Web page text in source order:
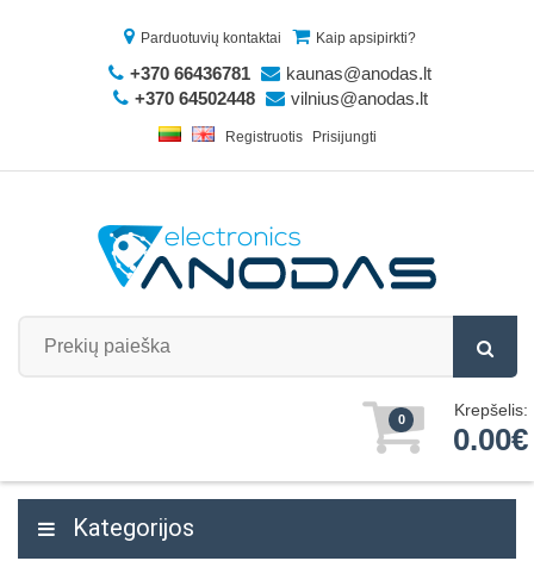
Parduotuvių kontaktai Kaip apsipirkti?
+370 66436781
kaunas@anodas.lt
+370 64502448
vilnius@anodas.lt
Registruotis Prisijungti
0 Krepšelis:
0.00€
Kategorijos